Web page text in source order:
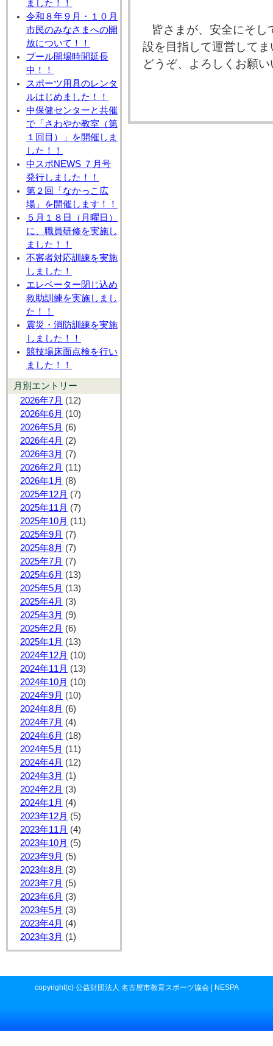
ました！！
令和８年９月・１０月
市民のみなさまへの開
放について！！
プール開場時間延長
中！！
スポーツ用具のレンタ
ルはじめました！！
中保健センターと共催
で「さわやか教室（第
１回目）」を開催しま
した！！
中スポNEWS ７月号
発行しました！！
第２回「なかっこ広
場」を開催します！！
５月１８日（月曜日）
に、職員研修を実施し
ました！！
不審者対応訓練を実施
しました！
エレベーター閉じ込め
救助訓練を実施しまし
た！！
震災・消防訓練を実施
しました！！
競技場床面点検を行い
ました！！
月別エントリー
2026年7月 (12)
2026年6月 (10)
2026年5月 (6)
2026年4月 (2)
2026年3月 (7)
2026年2月 (11)
2026年1月 (8)
2025年12月 (7)
2025年11月 (7)
2025年10月 (11)
2025年9月 (7)
2025年8月 (7)
2025年7月 (7)
2025年6月 (13)
2025年5月 (13)
2025年4月 (3)
2025年3月 (9)
2025年2月 (6)
2025年1月 (13)
2024年12月 (10)
2024年11月 (13)
2024年10月 (10)
2024年9月 (10)
2024年8月 (6)
2024年7月 (4)
2024年6月 (18)
2024年5月 (11)
2024年4月 (12)
2024年3月 (1)
2024年2月 (3)
2024年1月 (4)
2023年12月 (5)
2023年11月 (4)
2023年10月 (5)
2023年9月 (5)
2023年8月 (3)
2023年7月 (5)
2023年6月 (3)
2023年5月 (3)
2023年4月 (4)
2023年3月 (1)
皆さまが、安全にそ
設を目指して運営して
どうぞ、よろしくお願
copyright(c) 公益財団法人 名古屋市教育スポーツ協会 | NESPA